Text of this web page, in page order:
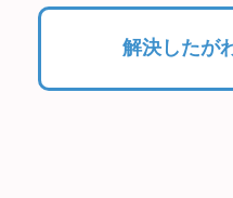
解決したが